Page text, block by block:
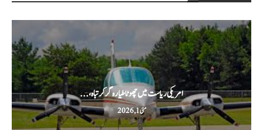
امریکی ریاست میں چھوٹا طیارہ گر کر تباہ،...
مئی 1, 2026